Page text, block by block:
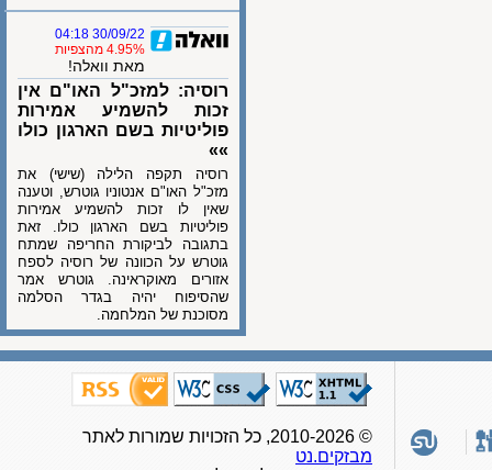
30/09/22 04:18
4.95% מהצפיות
מאת וואלה!
רוסיה: למזכ"ל האו"ם אין
זכות להשמיע אמירות
פוליטיות בשם הארגון כולו
רוסיה תקפה הלילה (שישי) את
מזכ"ל האו"ם אנטוניו גוטרש, וטענה
שאין לו זכות להשמיע אמירות
פוליטיות בשם הארגון כולו. זאת
בתגובה לביקורת החריפה שמתח
גוטרש על הכוונה של רוסיה לספח
אזורים מאוקראינה. גוטרש אמר
שהסיפוח יהיה בגדר הסלמה
מסוכנת של המלחמה.
מבזקים.נט